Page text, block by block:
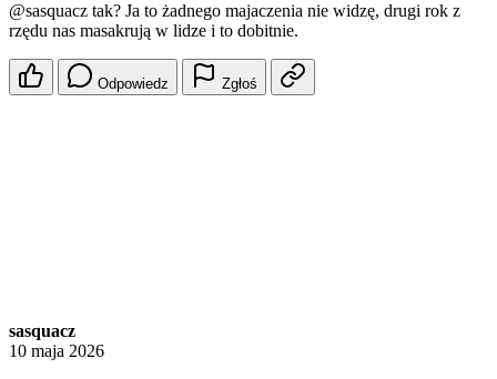
@sasquacz tak? Ja to żadnego majaczenia nie widzę, drugi rok z
rzędu nas masakrują w lidze i to dobitnie.
Odpowiedz Zgłoś
sasquacz
10 maja 2026